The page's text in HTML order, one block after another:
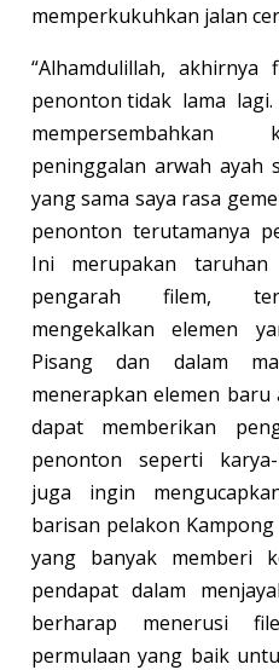
memperkukuhkan jalan
“Alhamdulillah,
penonton tidak lama
mempersembahkan
peninggalan arwah ayah
yang sama saya rasa
penonton terutamanya
Ini merupakan
pengarah filem,
mengekalkan elemen
Pisang dan dalam
menerapkan elemen
dapat memberikan
penonton seperti karya-
juga ingin
barisan pelakon
yang banyak memberi
pendapat dalam
berharap menerusi
permulaan yang baik